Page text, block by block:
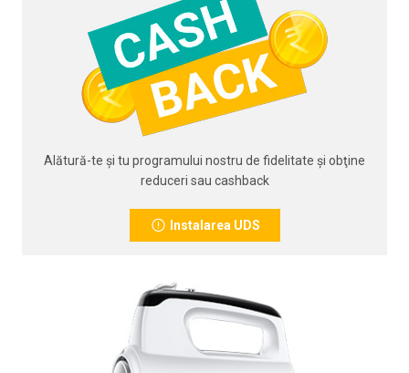
Alătură-te şi tu programului nostru de fidelitate şi obţine
reduceri sau cashback
Instalarea UDS